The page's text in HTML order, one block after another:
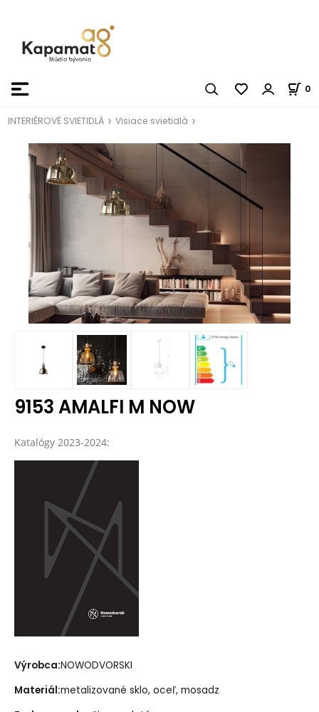
0
INTERIÉROVÉ SVIETIDLÁ Visiace svietidlá
9153 AMALFI M NOW
Katalógy 2023-2024:
Výrobca:NOWODVORSKI
Materiál:metalizované sklo, oceľ, mosadz